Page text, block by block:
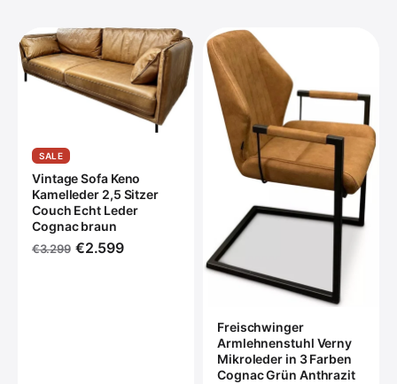
SALE
Vintage Sofa Keno
Kamelleder 2,5 Sitzer
Couch Echt Leder
Cognac braun
€3.299 €2.599
Freischwinger
Armlehnenstuhl Verny
Mikroleder in 3 Farben
Cognac Grün Anthrazit